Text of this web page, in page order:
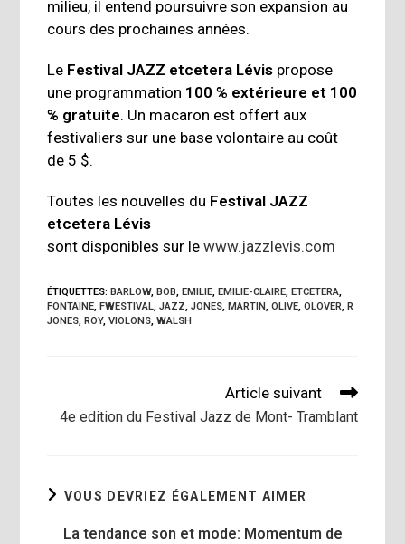
milieu, il entend poursuivre son expansion au
cours des prochaines années.
Le Festival JAZZ etcetera Lévis propose
une programmation 100 % extérieure et 100
% gratuite. Un macaron est offert aux
festivaliers sur une base volontaire au coût
de 5 $.
Toutes les nouvelles du Festival JAZZ
etcetera Lévis
sont disponibles sur lewww.jazzlevis.com
ÉTIQUETTES: BARLOW, BOB, EMILIE, EMILIE-CLAIRE, ETCETERA,
FONTAINE, FWESTIVAL, JAZZ, JONES, MARTIN, OLIVE, OLOVER, R
JONES, ROY, VIOLONS, WALSH
more
articles
Article suivant
4e edition du Festival Jazz de Mont- Tramblant
VOUS DEVRIEZ ÉGALEMENT AIMER
La tendance son et mode: Momentum de